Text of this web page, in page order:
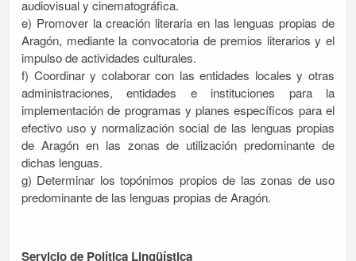
audiovisual y cinematográfica.
e) Promover la creación literaria en las lenguas propias de
Aragón, mediante la convocatoria de premios literarios y el
impulso de actividades culturales.
f) Coordinar y colaborar con las entidades locales y otras
administraciones, entidades e instituciones para la
implementación de programas y planes específicos para el
efectivo uso y normalización social de las lenguas propias
de Aragón en las zonas de utilización predominante de
dichas lenguas.
g) Determinar los topónimos propios de las zonas de uso
predominante de las lenguas propias de Aragón.
Servicio de Política Lingüística